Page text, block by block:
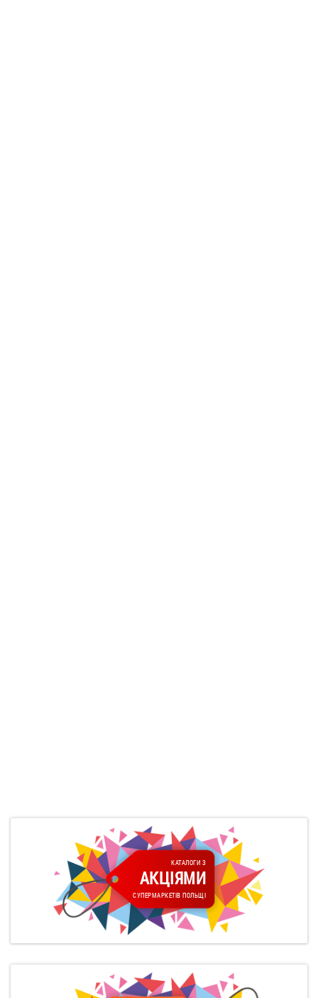
КАТАЛОГИ З
АКЦІЯМИ
СУПЕРМАРКЕТІВ ПОЛЬЩІ